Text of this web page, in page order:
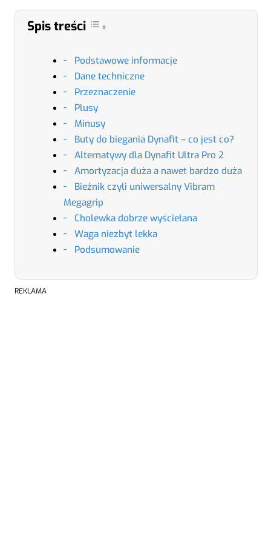
Spis treści
Podstawowe informacje
Dane techniczne
Przeznaczenie
Plusy
Minusy
Buty do biegania Dynafit – co jest co?
Alternatywy dla Dynafit Ultra Pro 2
Amortyzacja duża a nawet bardzo duża
Bieżnik czyli uniwersalny Vibram
Megagrip
Cholewka dobrze wyściełana
Waga niezbyt lekka
Podsumowanie
REKLAMA